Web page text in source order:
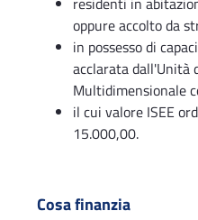
oppure accolto da
in possesso di
acclarata dall'Unità
Multidimensionale
il cui valore ISEE
15.000,00.
Cosa finanzia